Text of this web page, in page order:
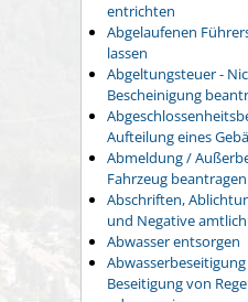
entrichten
Abgelaufenen
lassen
Abgeltungsteuer -
Bescheinigung
Aufteilung eines
Abmeldung /
Fahrzeug beantragen
Abschriften,
und Negative
Abwasser entsorgen
Beseitigung von